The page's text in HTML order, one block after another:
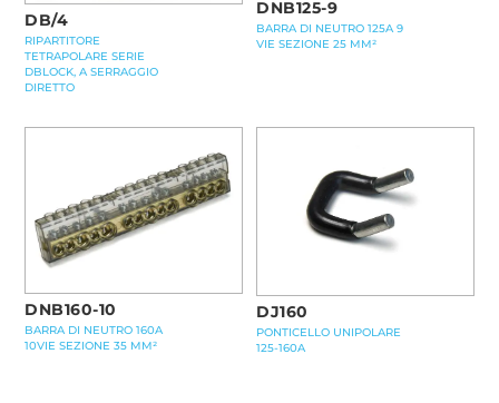
DB/4
RIPARTITORE
TETRAPOLARE SERIE
DBLOCK, A SERRAGGIO
DIRETTO
DNB125-9
BARRA DI NEUTRO 125A 9
VIE SEZIONE 25 MM²
DNB160-10
BARRA DI NEUTRO 160A
10VIE SEZIONE 35 MM²
DJ160
PONTICELLO UNIPOLARE
125-160A